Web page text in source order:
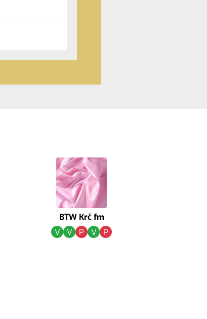
BTW Krč fm
V
V P V P